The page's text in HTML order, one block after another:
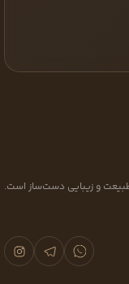
و زیبایی دست‌ساز است.